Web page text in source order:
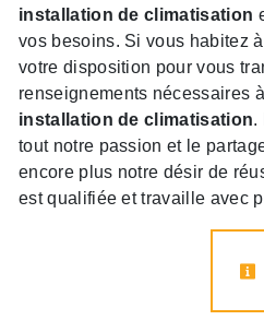
installation de climatisation
vos besoins. Si vous habitez à
votre disposition pour vous
renseignements nécessaires
installation de climatisation.
tout notre passion et le
encore plus notre désir de
est qualifiée et travaille avec